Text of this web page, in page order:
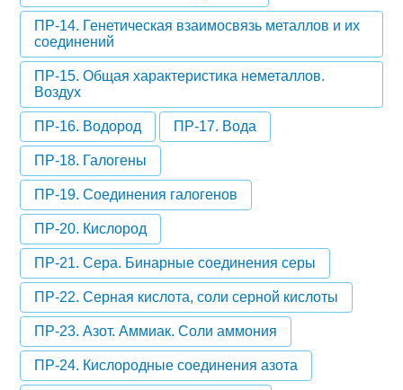
ПР-14. Генетическая взаимосвязь металлов и их
соединений
ПР-15. Общая характеристика неметаллов.
Воздух
ПР-16. Водород ПР-17. Вода
ПР-18. Галогены
ПР-19. Соединения галогенов
ПР-20. Кислород
ПР-21. Сера. Бинарные соединения серы
ПР-22. Серная кислота, соли серной кислоты
ПР-23. Азот. Аммиак. Соли аммония
ПР-24. Кислородные соединения азота